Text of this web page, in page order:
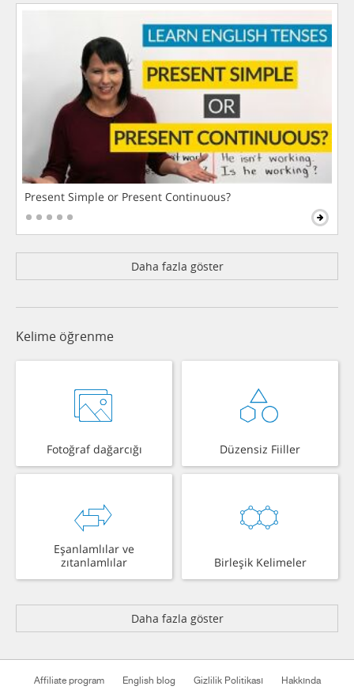
Present Simple or Present Continuous?
Daha fazla göster
Kelime öğrenme
Fotoğraf dağarcığı Düzensiz Fiiller
Eşanlamlılar ve
zıtanlamlılar
Birleşik Kelimeler
Daha fazla göster
Affiliate program English blog Gizlilik Politikası Hakkında